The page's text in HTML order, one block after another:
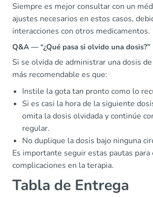
Siempre es mejor consultar con un
ajustes necesarios en estos casos,
interacciones con otros medicamentos.
Q&A — “¿Qué pasa si olvido una dosis?”
Si se olvida de administrar una dosis
más recomendable es que:
Instile la gota tan pronto como lo
Si es casi la hora de la siguiente
omita la dosis olvidada y continúe
regular.
No duplique la dosis bajo ninguna
Es importante seguir estas pautas para
complicaciones en la terapia.
Tabla de Entrega